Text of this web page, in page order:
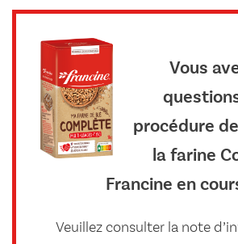
Vous
procédure
la farine
Francine en
Veuillez consulter la note